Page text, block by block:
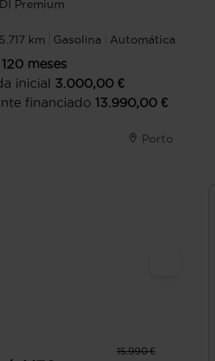
Premium
km Gasolina Automática
120 meses
inicial 3.000,00 €
financiado 13.990,00 €
Porto
15.990 €